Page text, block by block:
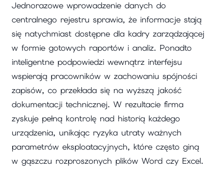
Jednorazowe wprowadzenie danych do
centralnego rejestru sprawia, że informacje stają
się natychmiast dostępne dla kadry zarządzającej
w formie gotowych raportów i analiz. Ponadto
inteligentne podpowiedzi wewnątrz interfejsu
wspierają pracowników w zachowaniu spójności
zapisów, co przekłada się na wyższą jakość
dokumentacji technicznej. W rezultacie firma
zyskuje pełną kontrolę nad historią każdego
urządzenia, unikając ryzyka utraty ważnych
parametrów eksploatacyjnych, które często giną
w gąszczu rozproszonych plików Word czy Excel.